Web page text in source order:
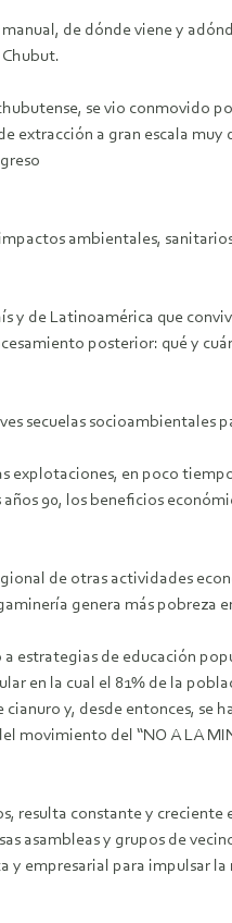
de dónde viene y
se vio conmovido
a gran escala
ambientales,
y de Latinoamérica que
posterior: qué y
secuelas socioambientales
en poco
90, los beneficios
de otras actividades
genera más pobreza
estrategias de educación
en la cual el 81% de la
y, desde entonces, se
movimiento del “NO A LA
constante y creciente
asambleas y grupos de
empresarial para impulsar